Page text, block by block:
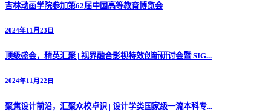
吉林动画学院参加第62届中国高等教育博览会
2024年11月23日
顶级盛会，精英汇聚 | 视界融合影视特效创新研讨会暨 SIG...
2024年11月22日
聚焦设计前沿，汇聚众校卓识 | 设计学类国家级一流本科专...